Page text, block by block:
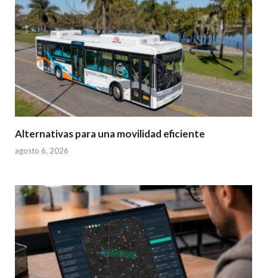
Alternativas para una movilidad eficiente
agosto 6, 2026